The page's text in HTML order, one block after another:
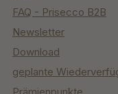
FAQ - Prisecco B2B
Newsletter
Download
geplante